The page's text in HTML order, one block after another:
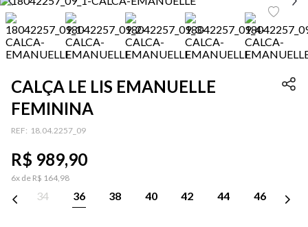
FRETE GRÁTIS*
BAIXE O APP
10% OFF NA PRIMEIRA COMPRA*
CALÇA LE LIS EMANUELLE
FEMININA
: 18.04.2257_09
R$ 989,90
6x de R$ 164,98
34 36 38 40 42 44 46